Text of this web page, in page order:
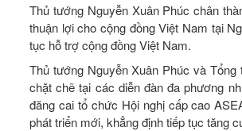
Thủ tướng Nguyễn Xuân Phúc chân
thuận lợi cho cộng đồng Việt Nam tại
tục hỗ trợ cộng đồng Việt Nam.
Thủ tướng Nguyễn Xuân Phúc và
chặt chẽ tại các diễn đàn đa phương
đăng cai tổ chức Hội nghị cấp cao
phát triển mới, khẳng định tiếp tục tăng